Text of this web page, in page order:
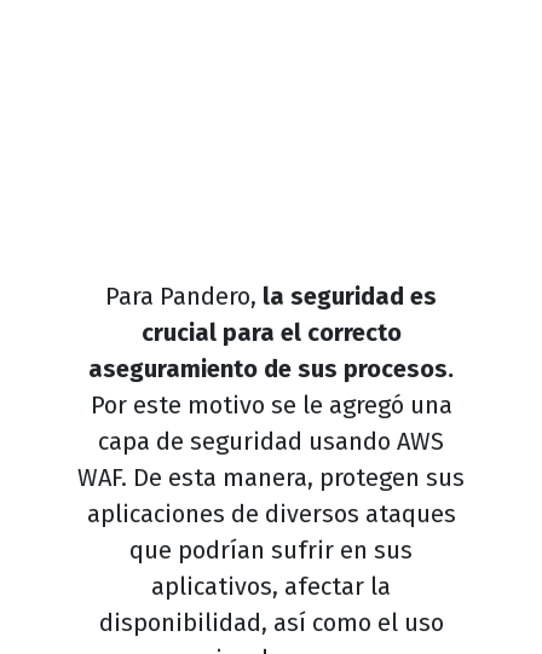
Para Pandero, la seguridad es
crucial para el correcto
aseguramiento de sus procesos.
Por este motivo se le agregó una
capa de seguridad usando AWS
WAF. De esta manera, protegen sus
aplicaciones de diversos ataques
que podrían sufrir en sus
aplicativos, afectar la
disponibilidad, así como el uso